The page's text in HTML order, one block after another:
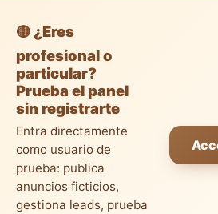
🟡 ¿Eres
profesional o
particular?
Prueba el panel
sin registrarte
Entra directamente
como usuario de
prueba: publica
anuncios ficticios,
gestiona leads, prueba